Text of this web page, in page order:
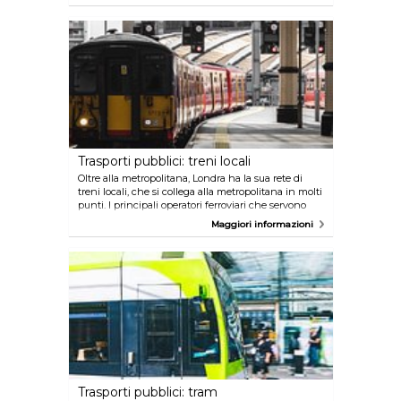
sponde del fiume; tra Putney e Woolwich Arsenal.
Clippers tra Hilton London Docklands Riverside e
Canary Wharf, la nave Tate to Tate tra la Tate
Britain e la Tate Modern, e la corsa tra il London Eye
e la parte storica di Greenwich. Acquistate il
biglietto prima di salire oppure a bordo (a seconda
del servizio); sono disponibili sconti per i possessori
di Travelcard e Oyster card.
Trasporti pubblici: treni locali
Oltre alla metropolitana, Londra ha la sua rete di
treni locali, che si collega alla metropolitana in molti
punti. I principali operatori ferroviari che servono
Londra sono Silverlink, First Capital Connect,
SouthEastern Railway, Southern Railway, London
collegano a turno con la rete ferroviaria nazionale e
l'Eurostar. Potete usare la vostra Oyster card su tutti i
treni periferici che si fermano nelle zone 1-9, eccetto
Heathrow Express e pochi altri servizi selezionati.
Sono anche disponibili railcard diverse che
forniscono tariffe scontate per i loro possessori.
Maggiori informazioni
Trasporti pubblici: tram